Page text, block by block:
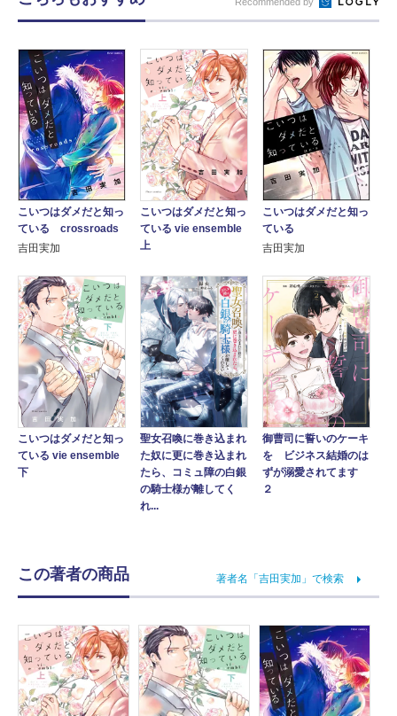
こいつはダメだと知っ
ている crossroads
吉田実加
こいつはダメだと知っ
ている vie ensemble
上
こいつはダメだと知っ
ている
吉田実加
こいつはダメだと知っ
ている vie ensemble
下
聖女召喚に巻き込まれ
た奴に更に巻き込まれ
たら、コミュ障の白銀
の騎士様が離してく
れ...
御曹司に誓いのケーキ
を ビジネス結婚のは
ずが溺愛されてます
２
この著者の商品 著者名「吉田実加」で検索